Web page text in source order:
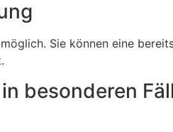
Sie können eine
besonderen